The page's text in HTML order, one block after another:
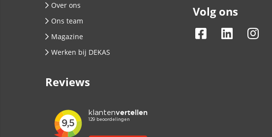
Over ons
Ons team
Magazine
Werken bij DEKAS
Reviews
Volg ons